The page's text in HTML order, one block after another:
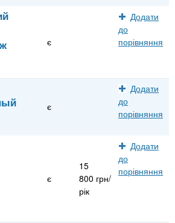
є
Додати
до
порівняння
є
Додати
до
порівняння
є
15
800 грн/
рік
Додати
до
порівняння